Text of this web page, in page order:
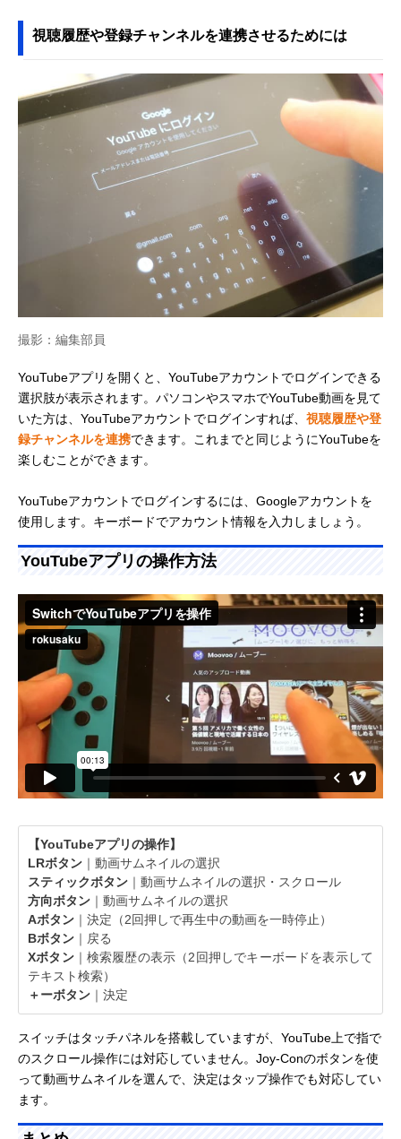
視聴履歴や登録チャンネルを連携させるためには
撮影：編集部員
YouTubeアプリを開くと、YouTubeアカウントでログインできる
選択肢が表示されます。パソコンやスマホでYouTube動画を見て
いた方は、YouTubeアカウントでログインすれば、 視聴履歴や登
録チャンネルを連携できます。これまでと同じようにYouTubeを
楽しむことができます。
YouTubeアカウントでログインするには、Googleアカウントを
使用します。キーボードでアカウント情報を入力しましょう。
YouTubeアプリの操作方法
【YouTubeアプリの操作】
LRボタン ｜動画サムネイルの選択
スティックボタン ｜動画サムネイルの選択・スクロール
方向ボタン ｜動画サムネイルの選択
Aボタン ｜決定（2回押しで再生中の動画を一時停止）
Bボタン ｜戻る
Xボタン｜検索履歴の表示（2回押しでキーボードを表示して
テキスト検索）
＋ーボタン ｜決定
スイッチはタッチパネルを搭載していますが、YouTube上で指で
のスクロール操作には対応していません。Joy-Conのボタンを使
って動画サムネイルを選んで、決定はタップ操作でも対応してい
ます。